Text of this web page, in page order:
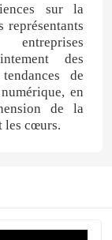
sur la
représentants
des
de
en
de la
les cœurs.